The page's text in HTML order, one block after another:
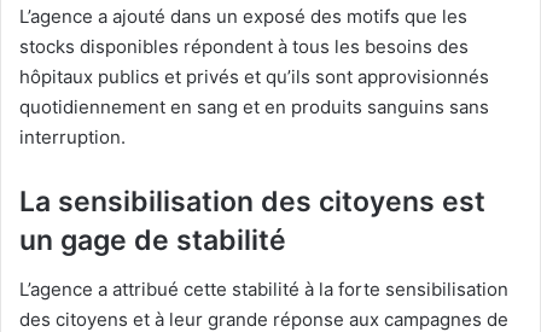
L’agence a ajouté dans un exposé des motifs que les
stocks disponibles répondent à tous les besoins des
hôpitaux publics et privés et qu’ils sont approvisionnés
quotidiennement en sang et en produits sanguins sans
interruption.
La sensibilisation des citoyens est
un gage de stabilité
L’agence a attribué cette stabilité à la forte sensibilisation
des citoyens et à leur grande réponse aux campagnes de